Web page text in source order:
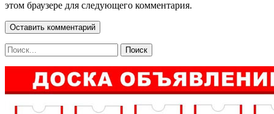
этом браузере для следующего комментария.